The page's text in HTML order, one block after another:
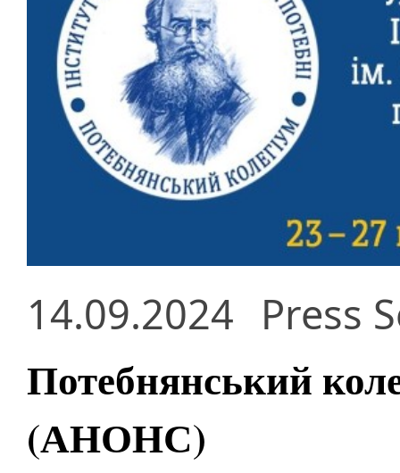
14.09.2024 Press
Потебнянський
(АНОНС)